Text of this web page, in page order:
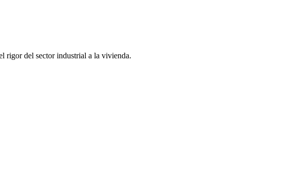
rigor del sector industrial a la vivienda.